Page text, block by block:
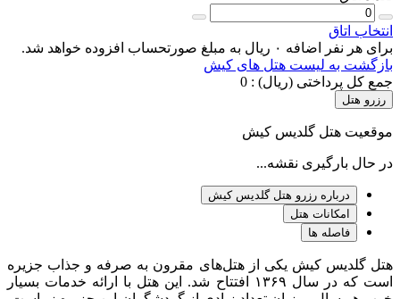
انتخاب اتاق
برای هر نفر اضافه ۰ ریال به مبلغ صورتحساب افزوده خواهد شد.
بازگشت به لیست هتل های کیش
جمع کل پرداختی (ریال) : 0
رزرو هتل
موقعیت هتل گلدیس کیش
در حال بارگیری نقشه...
درباره رزرو هتل گلدیس کیش
امکانات هتل
فاصله ها
هتل گلدیس کیش یکی از هتل‌های مقرون به صرفه و جذاب جزیره
است که در سال ۱۳۶۹ افتتاح شد. این هتل با ارائه خدمات بسیار